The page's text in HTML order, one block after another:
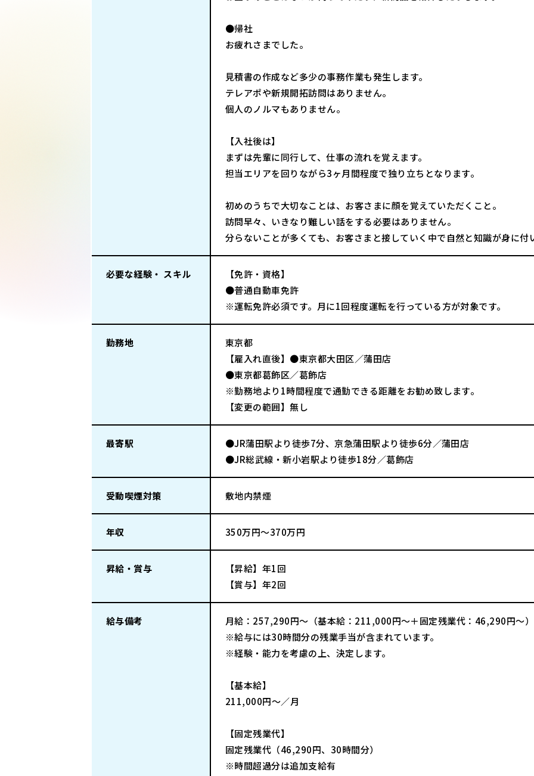
●帰社
お疲れさまでした。
見積書の作成など多少の事務作業も発生します。
テレアポや新規開拓訪問はありません。
個人のノルマもありません。
【入社後は】
まずは先輩に同行して、仕事の流れを覚えます。
担当エリアを回りながら3ヶ月間程度で独り立ちとなります。
初めのうちで大切なことは、お客さまに顔を覚えていただくこと。
訪問早々、いきなり難しい話をする必要はありません。
分らないことが多くても、お客さまと接していく中で自然と知識が身に付
必要な経験・ スキル
【免許・資格】
●普通自動車免許
※運転免許必須です。月に1回程度運転を行っている方が対象です。
勤務地
東京都
【雇入れ直後】●東京都大田区／蒲田店
●東京都葛飾区／葛飾店
※勤務地より1時間程度で通勤できる距離をお勧め致します。
【変更の範囲】無し
最寄駅
●JR蒲田駅より徒歩7分、京急蒲田駅より徒歩6分／蒲田店
●JR総武線・新小岩駅より徒歩18分／葛飾店
受動喫煙対策 敷地内禁煙
年収 350万円～370万円
昇給・賞与
【昇給】年1回
【賞与】年2回
給与備考
月給：257,290円～（基本給：211,000円～＋固定残業代：46,290円～）
※給与には30時間分の残業手当が含まれています。
※経験・能力を考慮の上、決定します。
【基本給】
211,000円～／月
【固定残業代】
固定残業代（46,290円、30時間分）
※時間超過分は追加支給有